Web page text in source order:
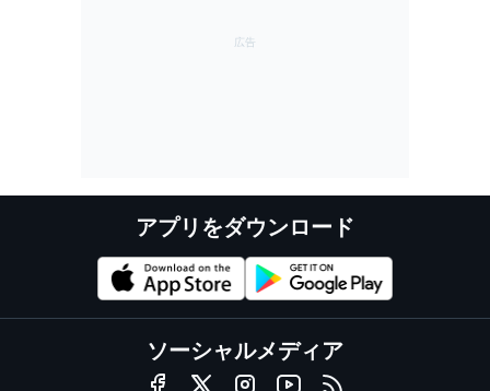
アプリをダウンロード
ソーシャルメディア